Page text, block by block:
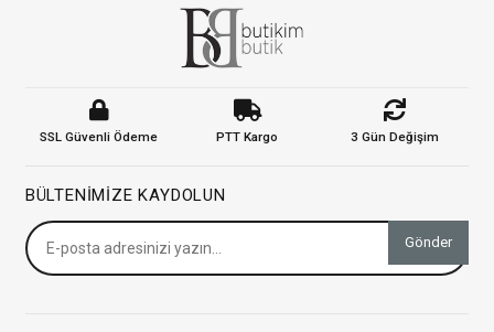
SSL Güvenli Ödeme PTT Kargo 3 Gün Değişim
BÜLTENIMIZE KAYDOLUN
Gönder